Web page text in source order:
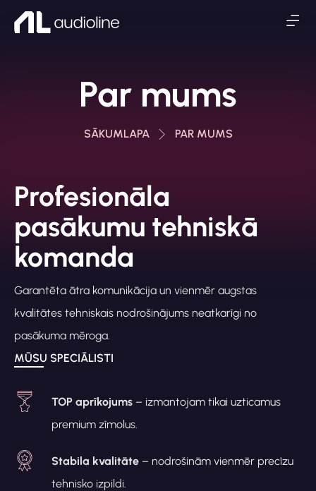
Par mums
SĀKUMLAPA PAR MUMS
Profesionāla
pasākumu tehniskā
komanda
Garantēta ātra komunikācija un vienmēr augstas
kvalitātes tehniskais nodrošinājums neatkarīgi no
pasākuma mēroga.
MŪSU SPECIĀLISTI
TOP aprīkojums– izmantojam tikai uzticamus
premium zīmolus.
Stabila kvalitāte– nodrošinām vienmēr precīzu
tehnisko izpildi.